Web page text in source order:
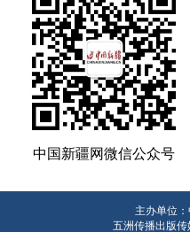
中国新疆网微信公众号
主办单位
五洲传播出版